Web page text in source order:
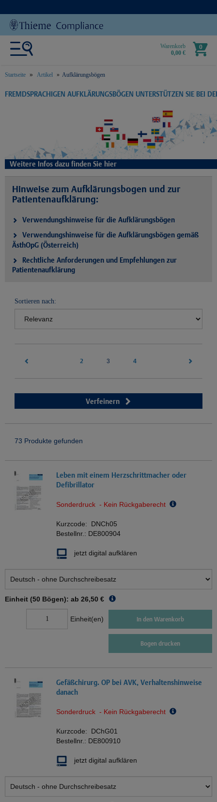
Warenkorb
0,00 €
0
Startseite Artikel Aufklärungsbögen
text.skipToContent
text.skipToNavigation
FREMDSPRACHIGEN AUFKLÄRUNGSBÖGEN UNTERSTÜTZEN SIE BEI
Weitere Infos dazu finden Sie hier
Hinweise zum Aufklärungsbogen und zur
Patientenaufklärung:
Verwendungshinweise für die Aufklärungsbögen
Verwendungshinweise für die Aufklärungsbögen gemäß
ÄsthOpG (Österreich)
Rechtliche Anforderungen und Empfehlungen zur
Patientenaufklärung
Sortieren nach:
2 3 4
Verfeinern
73 Produkte gefunden
Leben mit einem Herzschrittmacher oder
Defibrillator
Sonderdruck - Kein Rückgaberecht
Kurzcode: DNCh05
Bestellnr.: DE800904
jetzt digital aufklären
Einheit (50 Bögen): ab 26,50 €
Einheit(en) In den Warenkorb
Bogen drucken
Gefäßchirurg. OP bei AVK, Verhaltenshinweise
danach
Sonderdruck - Kein Rückgaberecht
Kurzcode: DChG01
Bestellnr.: DE800910
jetzt digital aufklären